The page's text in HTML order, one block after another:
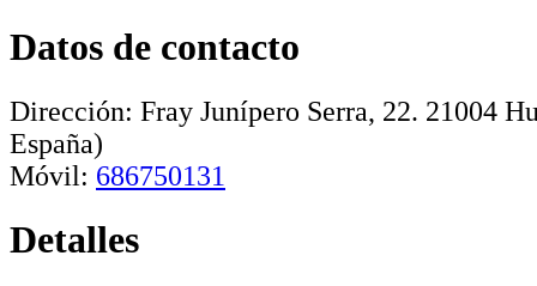
Datos de contacto
Dirección: Fray Junípero Serra, 22. 21004
España)
Móvil: 686750131
Detalles